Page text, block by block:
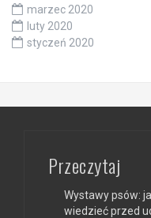
marzec 2020
luty 2020
styczeń 2020
Przeczytaj
Wystawy psów:
wiedzieć przed